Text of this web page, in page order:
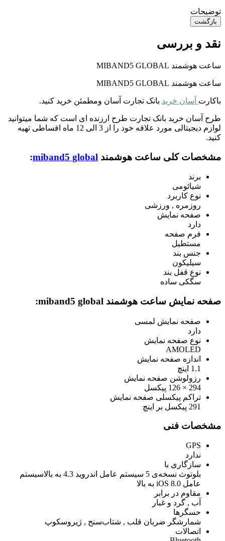
توضیحات
بازگشت
نقد و بررسی
ساعت هوشمند MIBAND5 GLOBAL
ساعت هوشمند MIBAND5 GLOBAL
باکارت آسان خرید بانک تجارت آسان ومطمئن خرید کنید.
طرح آسان خرید بانک تجارت طرح ارزنده ای است که شما میتوانید
لوازم دیجیتالی مورد علاقه خود را از 3 الی 12 ماه اقساطی تهیه
کنید.
مشخصات کلی ساعت هوشمند miband5 global
:
برند
شیائومی
نوع کاربرد
روزمره , ورزشی
صفحه نمایش
دارد
فرم صفحه
مستطیل
جنس بند
سیلیکون
نوع قفل بند
سگکی ساده
صفحه نمایش ساعت هوشمند miband5 global:
صفحه نمایش لمسی
دارد
نوع صفحه نمایش
AMOLED
اندازه صفحه نمایش
1.1 اینچ
رزولوشن صفحه نمایش
294 × 126 پیکسل
تراکم پیکسلی صفحه نمایش
291 پیکسل بر اینچ
مشخصات فنی
GPS
ندارد
سازگاری با
بلوتوث نسخه‌ی 5 سیستم عامل اندروید 4.3 به بالاسیستم
عامل iOS 8.0 به بالا
مقاوم در برابر
آب , گرد و غبار
حسگرها
شمارشگر ضربان قلب , شتاب‌سنج , ژیروسکوپ
اتصالات